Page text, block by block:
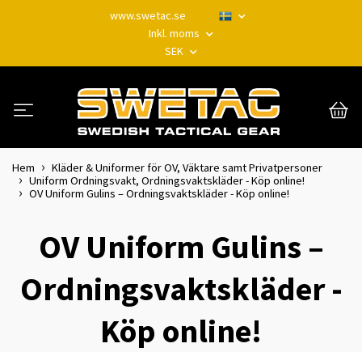
www.swetac.se
Inkl. moms
SEK
Hem
Kläder & Uniformer för OV, Väktare samt Privatpersoner
Uniform Ordningsvakt, Ordningsvaktskläder - Köp online!
OV Uniform Gulins – Ordningsvaktskläder - Köp online!
OV Uniform Gulins –
Ordningsvaktskläder -
Köp online!